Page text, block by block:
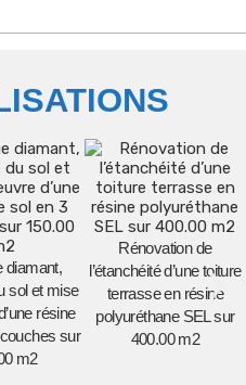
diamant,
sol et mise
résine
sur
m2
Rénovation de
l’étanchéité d’une toiture
terrasse en résine
polyuréthane SEL sur
400.00 m2